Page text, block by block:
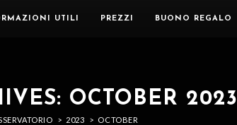
UTILI PREZZI BUONO REGALO
OCTOBER 2023
> 2023 > OCTOBER